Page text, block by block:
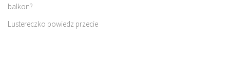
balkon?
Lustereczko powiedz przecie